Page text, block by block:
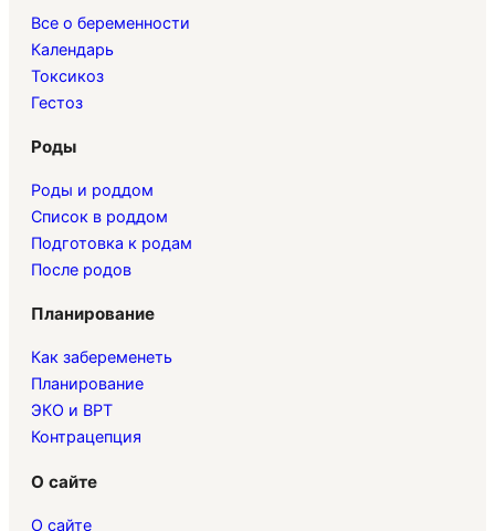
Все о беременности
Календарь
Токсикоз
Гестоз
Роды
Роды и роддом
Список в роддом
Подготовка к родам
После родов
Планирование
Как забеременеть
Планирование
ЭКО и ВРТ
Контрацепция
О сайте
О сайте